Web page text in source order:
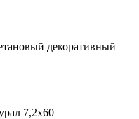
декоративный
7,2х60